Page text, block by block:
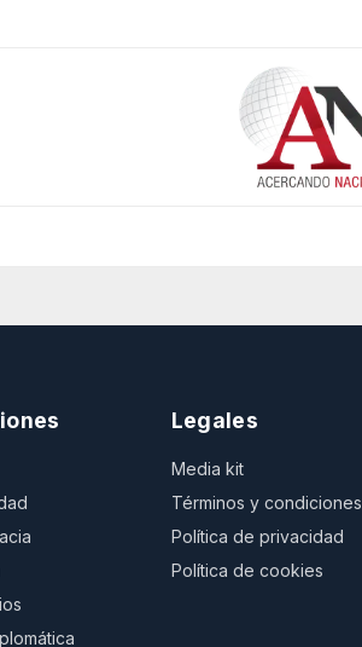
Legales
Media kit
Términos y condiciones
Política de privacidad
Política de cookies